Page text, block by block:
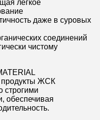
легкое
даже в суровых
соединений
чистому
продукты ЖСК
строгими
обеспечивая